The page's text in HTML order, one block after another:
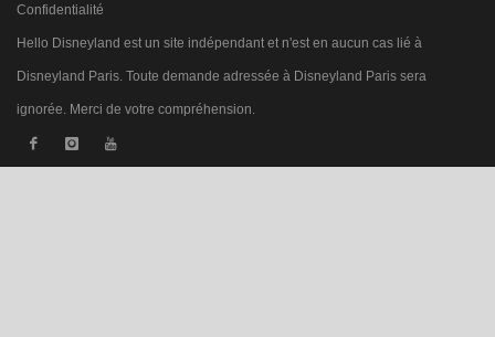
Confidentialité
Hello Disneyland est un site indépendant et n'est en aucun cas lié à
Disneyland Paris. Toute demande adressée à Disneyland Paris sera
ignorée. Merci de votre compréhension.